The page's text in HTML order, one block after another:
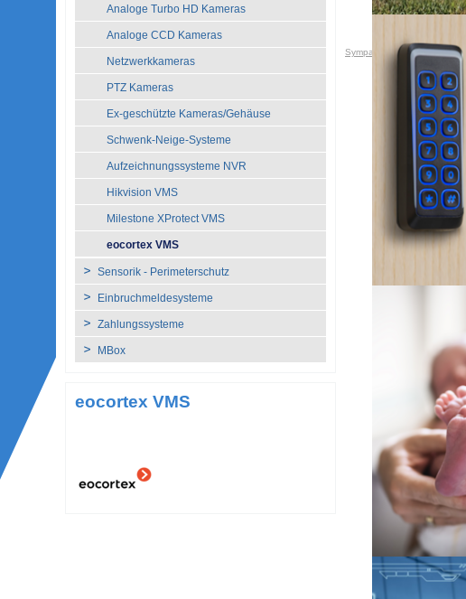
Analoge Turbo HD Kameras
Analoge CCD Kameras
Netzwerkkameras
PTZ Kameras
Ex-geschützte Kameras/Gehäuse
Schwenk-Neige-Systeme
Aufzeichnungssysteme NVR
Hikvision VMS
Milestone XProtect VMS
eocortex VMS
Sensorik - Perimeterschutz
Einbruchmeldesysteme
Zahlungssysteme
MBox
eocortex VMS
Sympatron AG •Produkte